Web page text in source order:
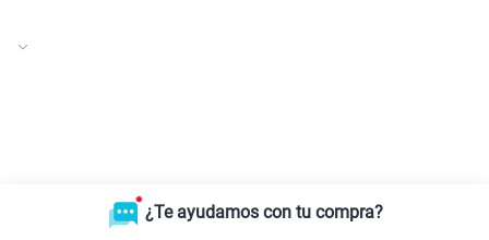
¿Te ayudamos con tu compra?